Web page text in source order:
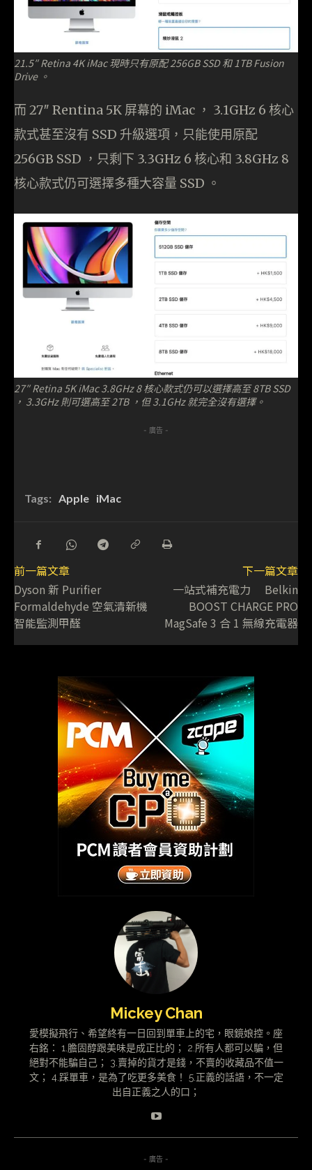
21.5″ Retina 4K iMac 現時只有原配 256GB SSD 和 1TB Fusion
Drive 。
而 27″ Rentina 5K 屏幕的 iMac ， 3.1GHz 6 核心
款式甚至沒有 SSD 升級選項，只能使用原配
256GB SSD ，只剩下 3.3GHz 6 核心和 3.8GHz 8
核心款式仍可選擇多種大容量 SSD 。
27″ Retina 5K iMac 3.8GHz 8 核心款式仍可以選擇高至 8TB SSD
， 3.3GHz 則可選高至 2TB ，但 3.1GHz 就完全沒有選擇。
- 廣告 -
Tags: Apple iMac
前一篇文章
Dyson 新 Purifier
Formaldehyde 空氣清新機
智能監測甲醛
下一篇文章
一站式補充電力 Belkin
BOOST CHARGE PRO
MagSafe 3 合 1 無線充電器
Mickey Chan
愛模擬飛行、希望終有一日回到單車上的宅，眼鏡娘控。座
右銘： 1.膽固醇跟美味是成正比的； 2.所有人都可以騙，但
絕對不能騙自己； 3.賣掉的貨才是錢，不賣的收藏品不值一
文； 4.踩單車，是為了吃更多美食！ 5.正義的話語，不一定
出自正義之人的口；
- 廣告 -